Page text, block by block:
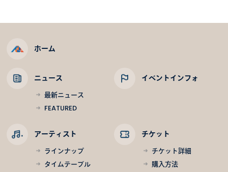
ホーム
ニュース
最新ニュース
FEATURED
イベントインフォ
アーティスト
ラインナップ
タイムテーブル
チケット
チケット詳細
購入方法